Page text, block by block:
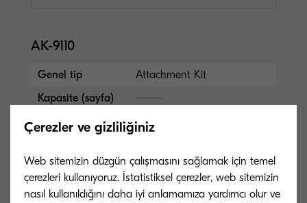
AK-9110
Genel tip
Attachment Kit
Kapasite (sayfa)
Boyutlar (GxDxY)
470x730x1000
AK-9120
Çerezler ve gizliliğiniz
Web sitemizin düzgün çalışmasını sağlamak için temel
çerezleri kullanıyoruz. İstatistiksel çerezler, web sitemizin
nasıl kullanıldığını daha iyi anlamamıza yardımcı olur ve